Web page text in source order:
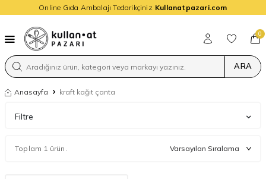
Online Gıda Ambalajı Tedarikçiniz Kullanatpazari.com
ARA
0
Anasayfa kraft kağıt çanta
Filtre
Toplam 1 ürün.